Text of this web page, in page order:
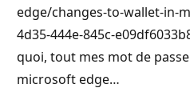
o
n
edge/changes-to-wallet-in-
4d35-444e-845c-
quoi, tout mes mot de
microsoft edge…